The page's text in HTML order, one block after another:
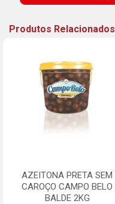
Produtos Relacionados
AZEITONA PRETA SEM
CAROÇO CAMPO BELO
BALDE 2KG